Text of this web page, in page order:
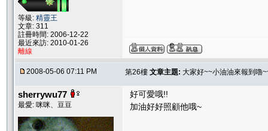
等級: 精靈王
文章: 311
註冊時間: 2006-12-22
最近來訪: 2010-01-26
離線
2008-05-06 07:11 PM 第26樓 文章主題: 大家好~~小油油來報到嚕
sherrywu77
最愛: 咪咪、豆豆
好可愛哦!!
加油好好照顧他哦~